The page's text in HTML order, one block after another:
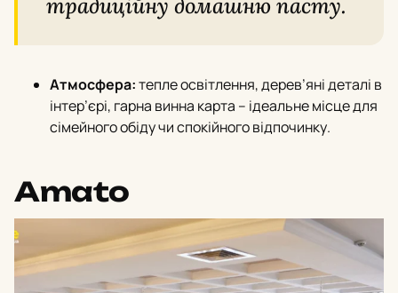
традиційну домашню пасту.
Атмосфера:тепле освітлення, дерев’яні деталі в
інтер’єрi, гарна винна карта – ідеальне місце для
сімейного обіду чи спокійного відпочинку.
Amato